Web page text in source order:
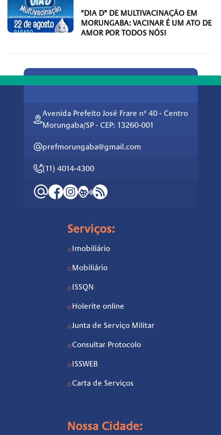
"DIA D" DE MULTIVACINAÇÃO EM
MORUNGABA: VACINAR É UM ATO DE
AMOR POR TODOS NÓS!
Avenida Prefeito José Frare nº 40 - Centro
Morungaba/SP - CEP: 13260-001
prefmorungaba@gmail.com
(11) 4014-4300
Serviços:
○Imobiliário
○Mobiliário
○ISSQN
○Holerite online
○Junta de Serviço Militar
○Consultar Protocolo
○ISSWEB
○Carta de Serviços
Nossa Cidade: